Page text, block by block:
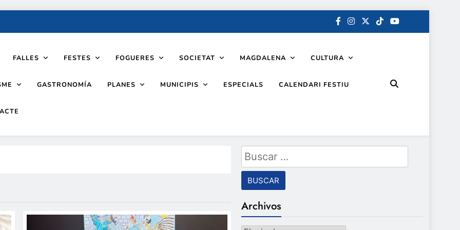
FALLES FESTES FOGUERES SOCIETAT MAGDALENA CULTURA
GASTRONOMÍA PLANES MUNICIPIS ESPECIALS CALENDARI FESTIU
Buscar:
Archivos